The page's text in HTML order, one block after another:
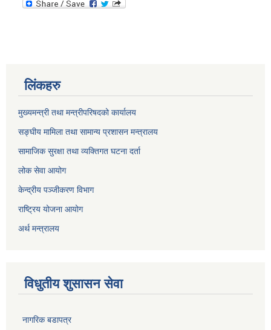
लिंकहरु
मुख्यमन्त्री तथा मन्त्रीपरिषदको कार्यालय
सङ्घीय मामिला तथा सामान्य प्रशासन मन्त्रालय
सामाजिक सुरक्षा तथा व्यक्तिगत घटना दर्ता
लोक सेवा आयोग
केन्द्रीय पञ्जीकरण विभाग
राष्ट्रिय योजना आयोग
अर्थ मन्त्रालय
विधुतीय शुसासन सेवा
नागरिक बडापत्र